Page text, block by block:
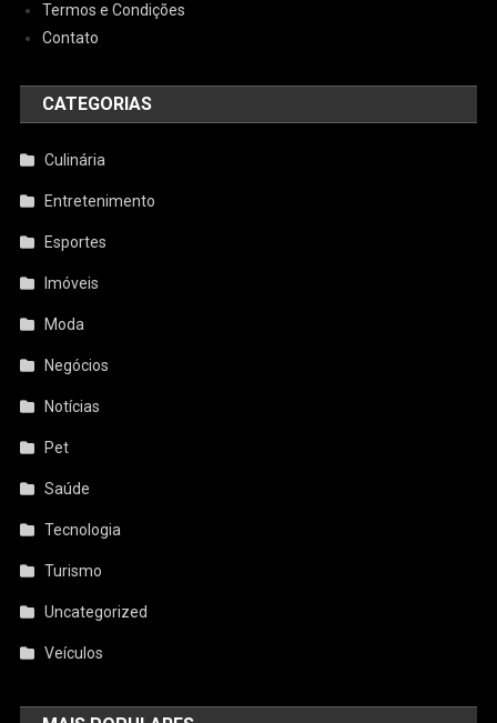
Termos e Condições
Contato
CATEGORIAS
Culinária
Entretenimento
Esportes
Imóveis
Moda
Negócios
Notícias
Pet
Saúde
Tecnologia
Turismo
Uncategorized
Veículos